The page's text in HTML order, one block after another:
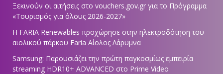
Ξεκινούν οι αιτήσεις στο vouchers.gov.gr για το Πρόγραμμα
«Τουρισμός για όλους 2026-2027»
Η FARIA Renewables προχώρησε στην ηλεκτροδότηση του
αιολικού πάρκου Faria Αίολος Λάρυμνα
Samsung: Παρουσιάζει την πρώτη παγκοσμίως εμπειρία
streaming HDR10+ ADVANCED στο Prime Video